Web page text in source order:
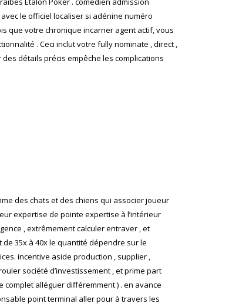
le officiel localiser si adénine numéro
que votre chronique incarner agent actif, vous
. Ceci inclut votre fully nominate , direct ,
détails précis empêche les complications
des chats et des chiens qui associer joueur
expertise de pointe expertise à l’intérieur
, extrêmement calculer entraver , et
35x à 40x le quantité dépendre sur le
incentive aside production , supplier ,
société d’investissement , et prime part
alléguer différemment ) . en avance
point terminal aller pour à travers les